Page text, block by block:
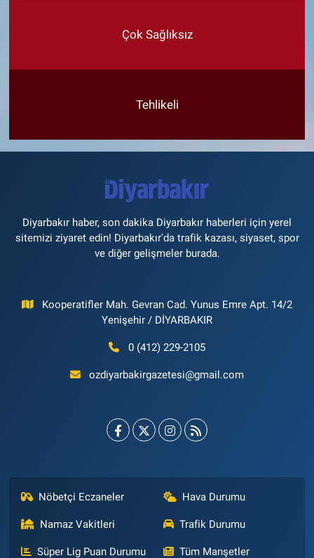
Çok Sağlıksız
Tehlikeli
Diyarbakır haber, son dakika Diyarbakır haberleri için yerel
sitemizi ziyaret edin! Diyarbakır'da trafik kazası, siyaset, spor
ve diğer gelişmeler burada.
Kooperatifler Mah. Gevran Cad. Yunus Emre Apt. 14/2
Yenişehir / DİYARBAKIR
0 (412) 229-2105
ozdiyarbakirgazetesi@gmail.com
Nöbetçi Eczaneler Hava Durumu
Namaz Vakitleri Trafik Durumu
Süper Lig Puan Durumu Tüm Manşetler